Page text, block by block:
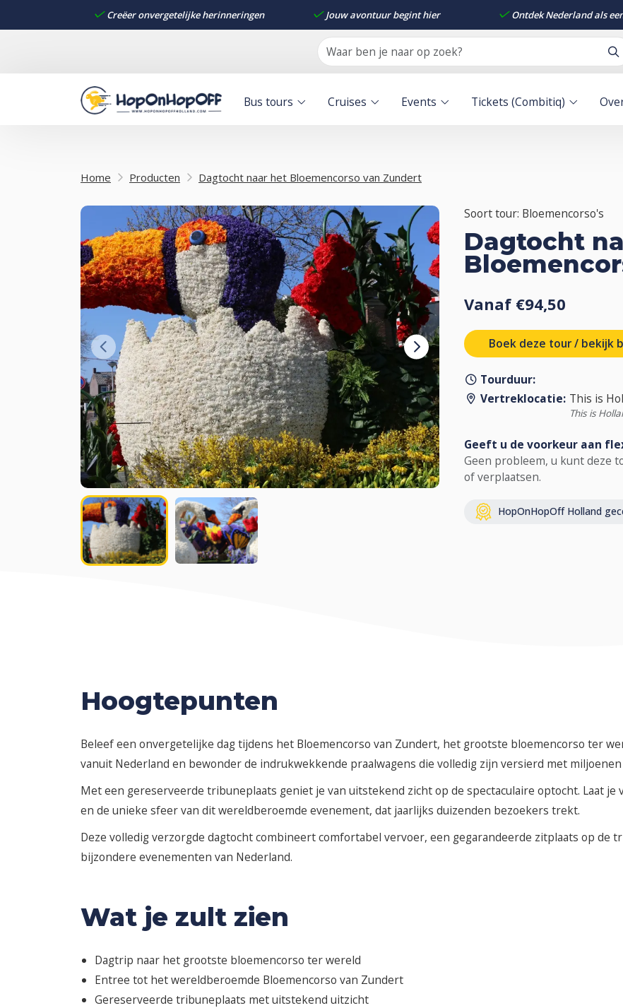
Creëer onvergetelijke herinneringen Jouw avontuur begint hier Ontdek Nederland als
Bus tours Cruises Events Tickets (Combitiq)
Home Producten Dagtocht naar het Bloemencorso van Zundert
Soort tour: Bloemencorso's
Dagtocht
Vanaf €94,50
Boek deze tour / bekijk
Tourduur:
Vertreklocatie: This is
This is
Geeft u de voorkeur aan
Geen probleem, u kunt deze
of verplaatsen.
HopOnHopOff Holland
Hoogtepunten
Beleef een onvergetelijke dag tijdens het Bloemencorso van Zundert, het grootste bloemencorso ter
vanuit Nederland en bewonder de indrukwekkende praalwagens die volledig zijn versierd met
Met een gereserveerde tribuneplaats geniet je van uitstekend zicht op de spectaculaire optocht. Laat
en de unieke sfeer van dit wereldberoemde evenement, dat jaarlijks duizenden bezoekers trekt.
Deze volledig verzorgde dagtocht combineert comfortabel vervoer, een gegarandeerde zitplaats op de
bijzondere evenementen van Nederland.
Wat je zult zien
Dagtrip naar het grootste bloemencorso ter wereld
Entree tot het wereldberoemde Bloemencorso van Zundert
Gereserveerde tribuneplaats met uitstekend uitzicht